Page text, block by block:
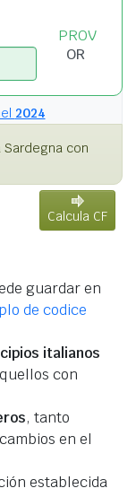
PROV
2024
con
Calcula CF
guardar en
de codice
italianos
con
, tanto
en el
establecida